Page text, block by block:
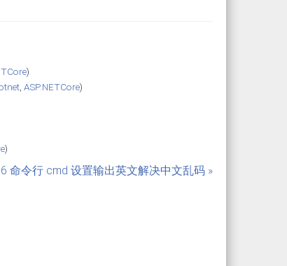
)
, ASP.NETCore)
)
命令行 cmd 设置输出英文解决中文乱码 »